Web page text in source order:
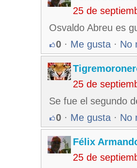
25 de
Osvaldo Abreu es
0 · Me gusta · No
25 de
Se fue el segundo
0 · Me gusta · No
Félix
25 de